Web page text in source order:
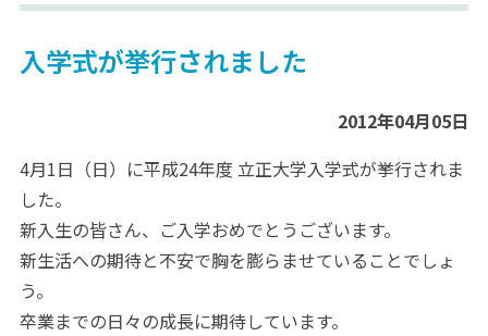
入学式が挙行されました
2012年04月05日
4月1日（日）に平成24年度 立正大学入学式が挙行されま
した。
新入生の皆さん、ご入学おめでとうございます。
新生活への期待と不安で胸を膨らませていることでしょ
う。
卒業までの日々の成長に期待しています。